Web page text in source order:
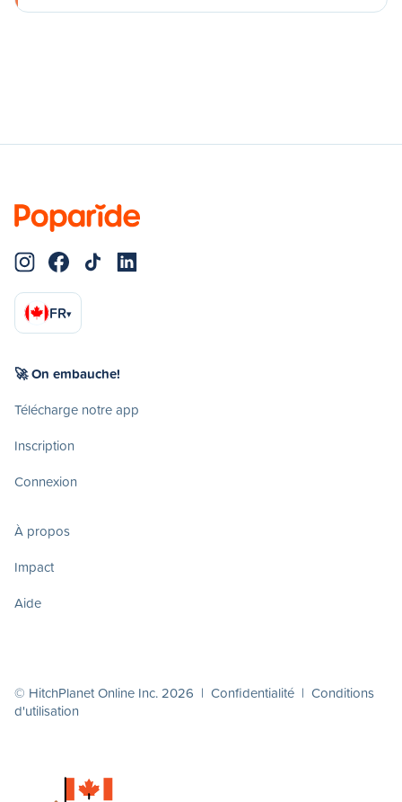
FR▾
🚀 On embauche!
Télécharge notre app
Inscription
Connexion
À propos
Impact
Aide
© HitchPlanet Online Inc. 2026 | Confidentialité | Conditions
d'utilisation